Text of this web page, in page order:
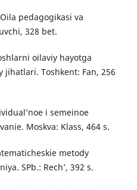
pedagogikasi va
328 bet.
oilaviy hayotga
Toshkent: Fan, 256
i semeinoe
Moskva: Klass, 464 s.
metody
SPb.: Rech’, 392 s.